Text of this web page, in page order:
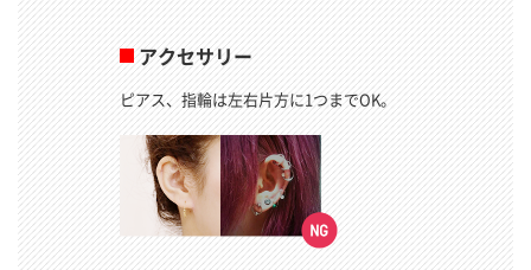
アクセサリー
ピアス、指輪は左右片方に1つまでOK。